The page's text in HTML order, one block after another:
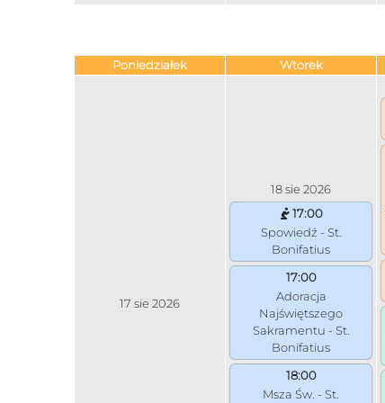
Poniedziałek Wtorek
17 sie 2026
18 sie 2026
17:00
Spowiedź - St.
Bonifatius
17:00
Adoracja
Najświętszego
Sakramentu - St.
Bonifatius
18:00
Msza Św. - St.